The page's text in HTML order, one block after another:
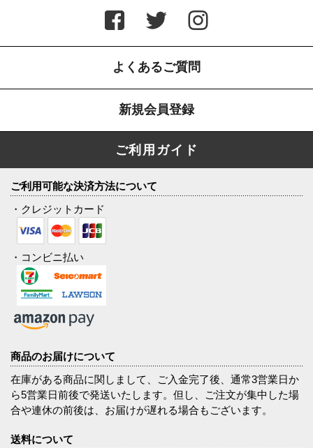
よくあるご質問
新規会員登録
ご利用ガイド
ご利用可能な決済方法について
・クレジットカード
・コンビニ払い
商品のお届けについて
在庫がある商品に関しまして、ご入金完了後、通常3営業日か
ら5営業日前後で発送いたします。但し、ご注文が集中した場
合や連休の前後は、お届けが遅れる場合もございます。
送料について